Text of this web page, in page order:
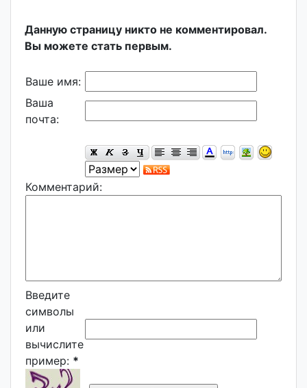
Данную страницу никто не комментировал.
Вы можете стать первым.
Ваше имя:
Ваша
почта:
Комментарий:
Введите
символы
или
вычислите
пример: *